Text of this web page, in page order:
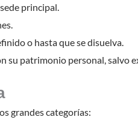
principal.
o hasta que se disuelva.
su patrimonio personal, salvo
grandes categorías: